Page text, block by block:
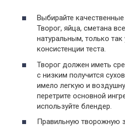
Выбирайте
Творог, яйца, сметана
натуральным, только
консистенции теста.
Творог должен иметь
с низким получится
имело легкую и
перетрите основной
используйте блендер.
Правильную творожную